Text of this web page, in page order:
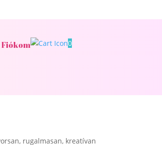
Fiókom 0
rugalmasan, kreatívan